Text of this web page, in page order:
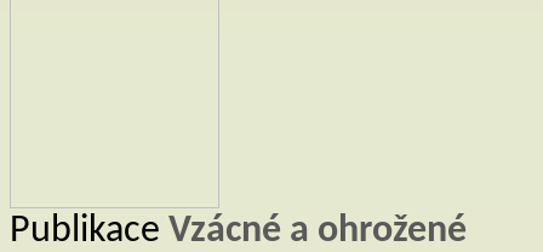
Publikace Vzácné a ohrožené